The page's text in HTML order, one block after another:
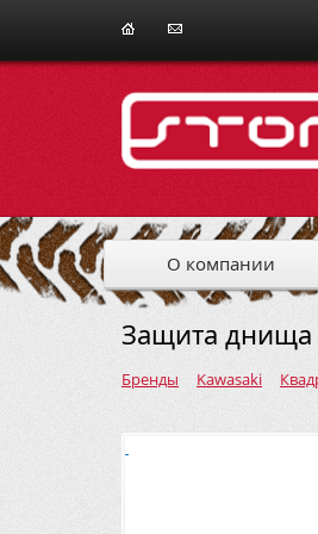
О компании
Защита днища
Бренды Kawasaki